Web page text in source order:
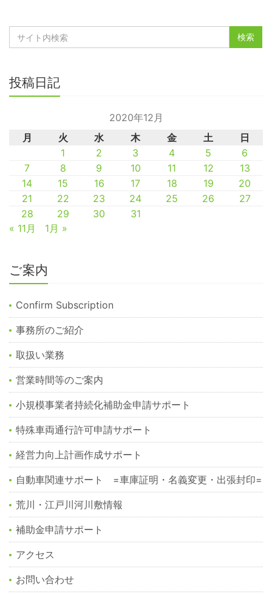
投稿日記
2020年12月
月
火 水 木 金 土
日
1
2 3 4 5
6
7
8 9 10 11 12
13
14
15 16 17 18 19
20
21
22 23 24 25 26
27
28
29 30
31
« 11月
1月 »
ご案内
Confirm Subscription
事務所のご紹介
取扱い業務
営業時間等のご案内
小規模事業者持続化補助金申請サポート
特殊車両通行許可申請サポート
経営力向上計画作成サポート
自動車関連サポート =車庫証明・名義変更・出張封印=
荒川・江戸川河川敷情報
補助金申請サポート
アクセス
お問い合わせ